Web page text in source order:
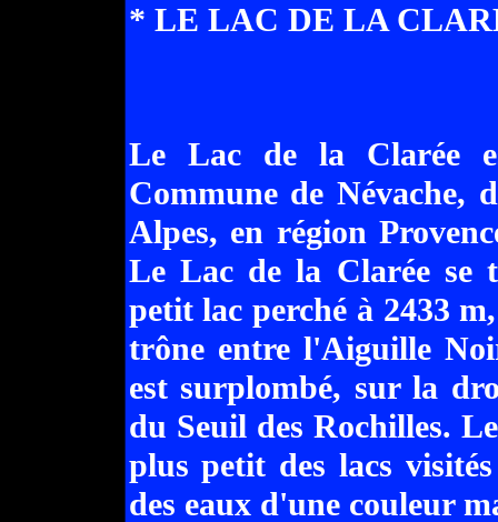
* LE LAC DE LA
Le Lac de la Clarée
Commune de Névache,
Alpes, en région
Le Lac de la Clarée se
petit lac perché à 2433
trône entre l'Aiguille
est surplombé, sur la
du Seuil des Rochilles.
plus petit des lacs
des eaux d'une couleur